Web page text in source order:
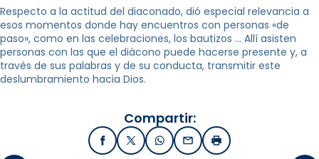
Respecto a la actitud del diaconado, dió especial relevancia a
esos momentos donde hay encuentros con personas «de
paso», como en las celebraciones, los bautizos … Allí asisten
personas con las que el diácono puede hacerse presente y, a
través de sus palabras y de su conducta, transmitir este
deslumbramiento hacia Dios.
Compartir:
FacebookX / TwitterWhatsApp
EmailImprimir